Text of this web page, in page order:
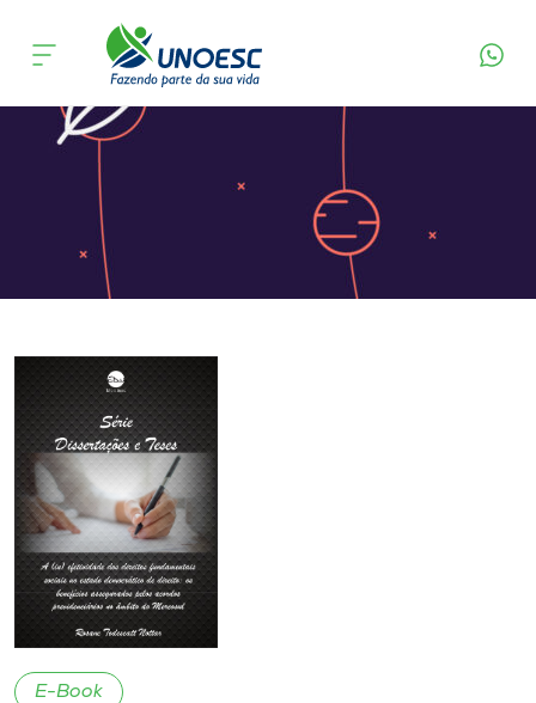
Cursos
Onde estamos
Atendimento ao Estudante
A
Unoesc
Internacionalização
I.nova
E-Book